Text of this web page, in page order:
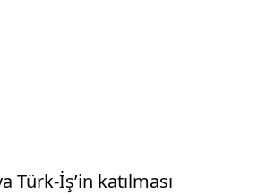
Türk-İş’in katılması